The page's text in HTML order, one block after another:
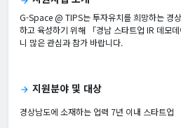
G-Space @ TIPS는 투자유치를 희망하는 경
하고 육성하기 위해 「경남 스타트업 IR 데모
니 많은 관심과 참가 바랍니다.
arrow_forward 지원분야 및 대상
경상남도에 소재하는 업력 7년 이내 스타트업